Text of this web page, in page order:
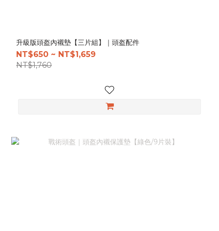
升級版頭盔內襯墊【三片組】｜頭盔配件
NT$650 ~ NT$1,659
NT$1,760